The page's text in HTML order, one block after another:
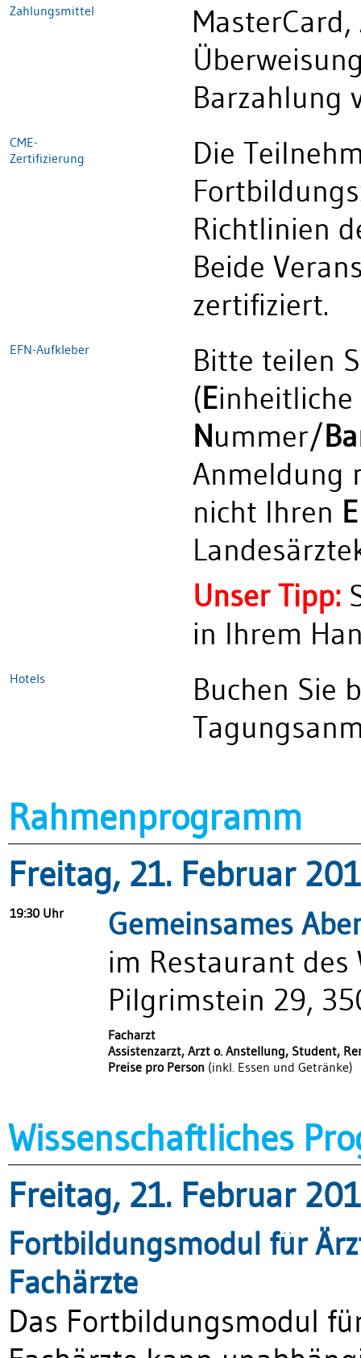
Zahlungsmittel
MasterCard,
Barzahlung
CME-
Zertifizierung
Die
Richtlinien
Beide
zertifiziert.
EFN-Aufkleber
Bitte teilen
(Einheitliche
Nummer/
Anmeldung
nicht Ihren
Unser Tipp:
in Ihrem
Hotels
Buchen Sie
Rahmenprogramm
Freitag, 21. Februar
19:30 Uhr
Gemeinsames
im Restaurant des
Pilgrimstein 29,
Facharzt
Assistenzarzt, Arzt o. Anstellung, Student,
Preise pro Person (inkl. Essen und Getränke)
Wissenschaftliches
Freitag, 21. Februar
Fortbildungsmodul für
Fachärzte
Das Fortbildungsmodul